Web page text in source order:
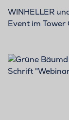
WINHELLER
Event im Tower